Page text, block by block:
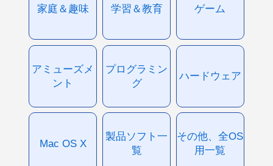
家庭＆趣味 学習＆教育 ゲーム
アミューズメ
ント
プログラミン
グ
ハードウェア
Mac OS X
製品ソフト一
覧
その他、全OS
用一覧